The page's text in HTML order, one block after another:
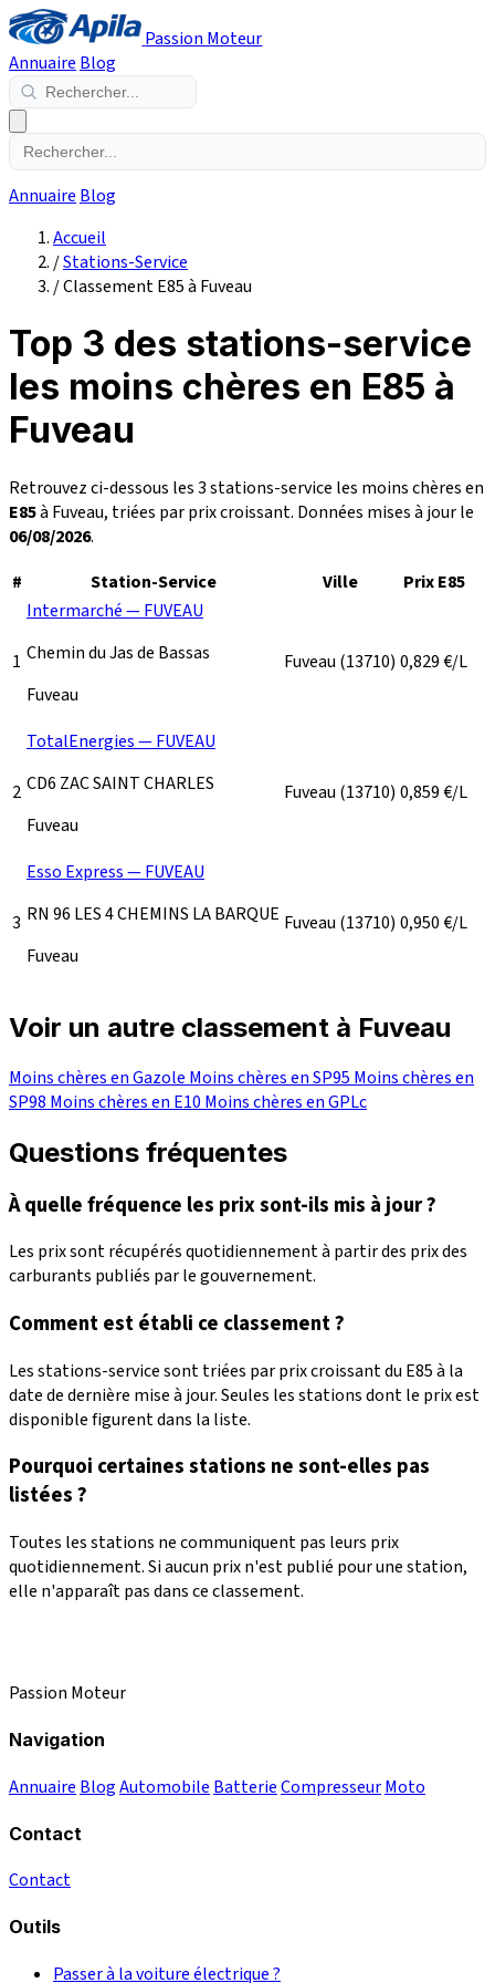
Passion Moteur
Annuaire Blog
Annuaire Blog
Accueil
/Stations-Service
/Classement E85 à Fuveau
Top 3 des stations-service
les moins chères en E85 à
Fuveau
Retrouvez ci-dessous les 3 stations-service les moins chères en
E85à Fuveau, triées par prix croissant. Données mises à jour le
06/08/2026.
#
Station-Service Ville Prix E85
1
Intermarché — FUVEAU
Chemin du Jas de Bassas
Fuveau
Fuveau (13710) 0,829€/L
2
TotalEnergies — FUVEAU
CD6 ZAC SAINT CHARLES
Fuveau
Fuveau (13710) 0,859€/L
3
Esso Express — FUVEAU
RN 96 LES 4 CHEMINS LA BARQUE
Fuveau
Fuveau (13710) 0,950€/L
Voir un autre classement à Fuveau
Moins chères en Gazole Moins chères en SP95 Moins chères en
SP98 Moins chères en E10 Moins chères en GPLc
Questions fréquentes
À quelle fréquence les prix sont-ils mis à jour ?
Les prix sont récupérés quotidiennement à partir des prix des
carburants publiés par le gouvernement.
Comment est établi ce classement ?
Les stations-service sont triées par prix croissant du E85 à la
date de dernière mise à jour. Seules les stations dont le prix est
disponible figurent dans la liste.
Pourquoi certaines stations ne sont-elles pas
listées ?
Toutes les stations ne communiquent pas leurs prix
quotidiennement. Si aucun prix n'est publié pour une station,
elle n'apparaît pas dans ce classement.
Passion Moteur
Navigation
Annuaire BlogAutomobile BatterieCompresseurMoto
Contact
Contact
Outils
Passer à la voiture électrique ?